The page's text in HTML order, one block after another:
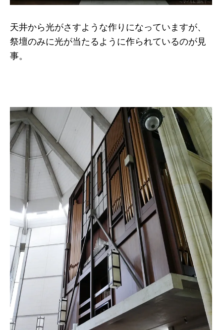
天井から光がさすような作りになっていますが、
祭壇のみに光が当たるように作られているのが見
事。